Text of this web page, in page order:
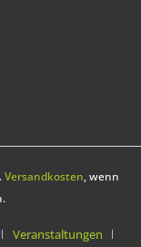
Versandkosten, wenn
Veranstaltungen